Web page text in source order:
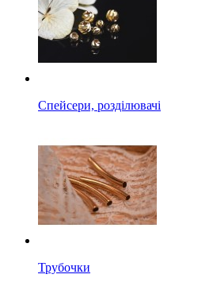
Спейсери, розділювачі
Трубочки